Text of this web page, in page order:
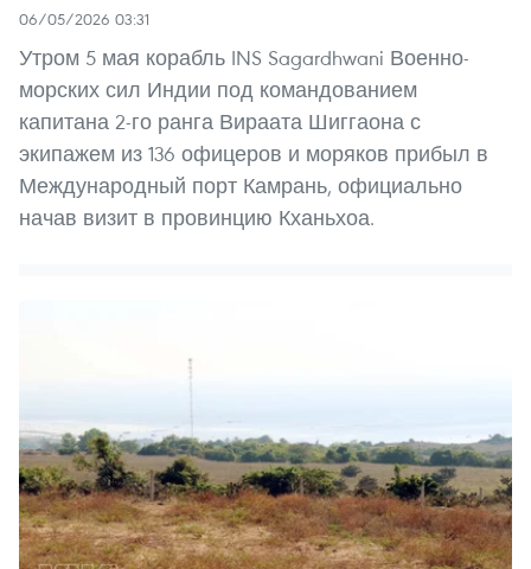
06/05/2026 03:31
Утром 5 мая корабль INS Sagardhwani Военно-
морских сил Индии под командованием
капитана 2-го ранга Вираата Шиггаона с
экипажем из 136 офицеров и моряков прибыл в
Международный порт Камрань, официально
начав визит в провинцию Кханьхоа.